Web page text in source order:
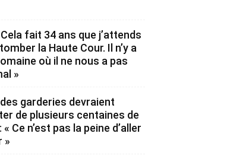
fait 34 ans que j’attends
la Haute Cour. Il n’y a
où il ne nous a pas
»
garderies devraient
de plusieurs centaines de
Ce n’est pas la peine d’aller
»